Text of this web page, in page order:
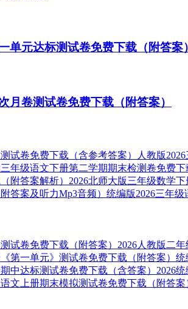
单元达标测试卷免费下载（附答案）
月卷测试卷免费下载（附答案）
试卷免费下载（含参考答案） 人教版
年级语文下册第二学期期末检测卷免费下
附答案解析） 2026北师大版三年级数学
答案及听力Mp3音频） 统编版2026三年级
试卷免费下载（附答案） 2026人教版二
第一单元》测试卷免费下载（附答案） 统
中达标测试卷免费下载（含答案） 2026
文上册期末模拟测试卷免费下载（附答案